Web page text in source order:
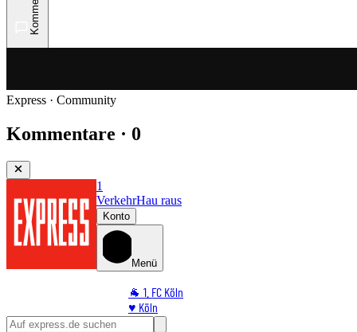
Express · Community
Kommentare · 0
1
VerkehrHau raus
Konto
Menü
🐐 1. FC Köln
♥️ Köln
⭐ Promi